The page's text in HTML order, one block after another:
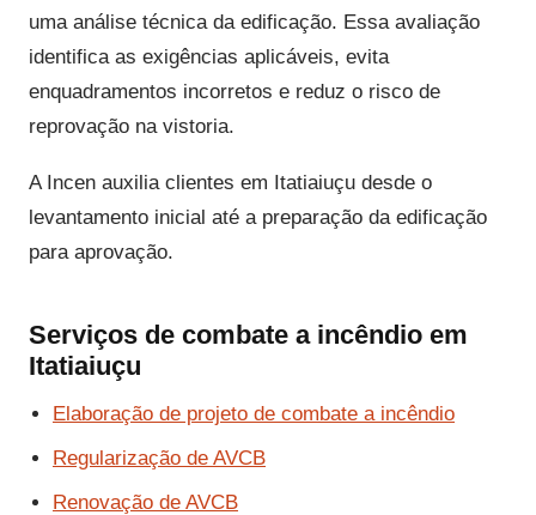
uma análise técnica da edificação. Essa avaliação
identifica as exigências aplicáveis, evita
enquadramentos incorretos e reduz o risco de
reprovação na vistoria.
A Incen auxilia clientes em Itatiaiuçu desde o
levantamento inicial até a preparação da edificação
para aprovação.
Serviços de combate a incêndio em
Itatiaiuçu
Elaboração de projeto de combate a incêndio
Regularização de AVCB
Renovação de AVCB